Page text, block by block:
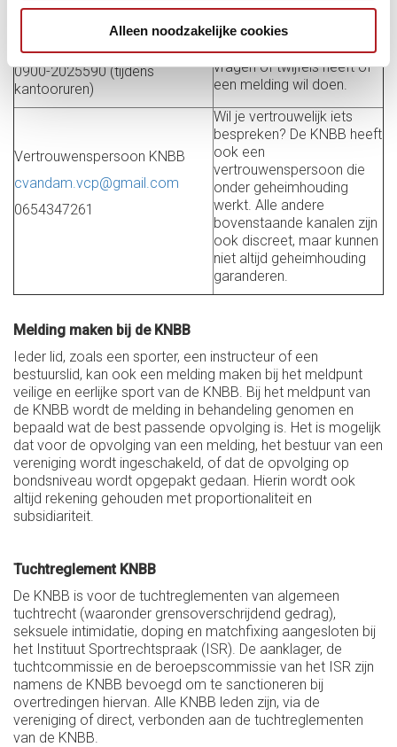
Alleen noodzakelijke cookies
Centrum Veilige Sport
0900-2025590 (tijdens
kantooruren)
Het CVSN is er voor
iedereen in de sport die
vragen of twijfels heeft of
een melding wil doen.
Vertrouwenspersoon KNBB
cvandam.vcp@gmail.com
0654347261
Wil je vertrouwelijk iets
bespreken? De KNBB heeft
ook een
vertrouwenspersoon die
onder geheimhouding
werkt. Alle andere
bovenstaande kanalen zijn
ook discreet, maar kunnen
niet altijd geheimhouding
garanderen.
Melding maken bij de KNBB
Ieder lid, zoals een sporter, een instructeur of een
bestuurslid, kan ook een melding maken bij het meldpunt
veilige en eerlijke sport van de KNBB. Bij het meldpunt van
de KNBB wordt de melding in behandeling genomen en
bepaald wat de best passende opvolging is. Het is mogelijk
dat voor de opvolging van een melding, het bestuur van een
vereniging wordt ingeschakeld, of dat de opvolging op
bondsniveau wordt opgepakt gedaan. Hierin wordt ook
altijd rekening gehouden met proportionaliteit en
subsidiariteit.
Tuchtreglement KNBB
De KNBB is voor de tuchtreglementen van algemeen
tuchtrecht (waaronder grensoverschrijdend gedrag),
seksuele intimidatie, doping en matchfixing aangesloten bij
het Instituut Sportrechtspraak (ISR). De aanklager, de
tuchtcommissie en de beroepscommissie van het ISR zijn
namens de KNBB bevoegd om te sanctioneren bij
overtredingen hiervan. Alle KNBB leden zijn, via de
vereniging of direct, verbonden aan de tuchtreglementen
van de KNBB.